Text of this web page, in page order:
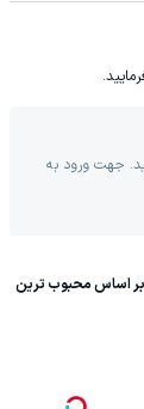
جهت ورود به
بر اساس محبوب ترین